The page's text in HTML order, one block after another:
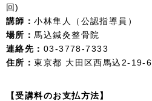
回)
講師：小林隼人（公認指導員）
場所： 馬込鍼灸整骨院
連絡先： 03-3778-7333
住所：東京都 大田区西馬込2-19-6
【受講料のお支払方法】